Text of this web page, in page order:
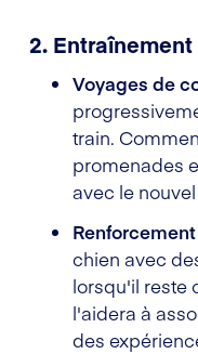
2.
Voyages de
train.
promenades
avec le
chien avec
lorsqu'il reste
l'aidera à
des